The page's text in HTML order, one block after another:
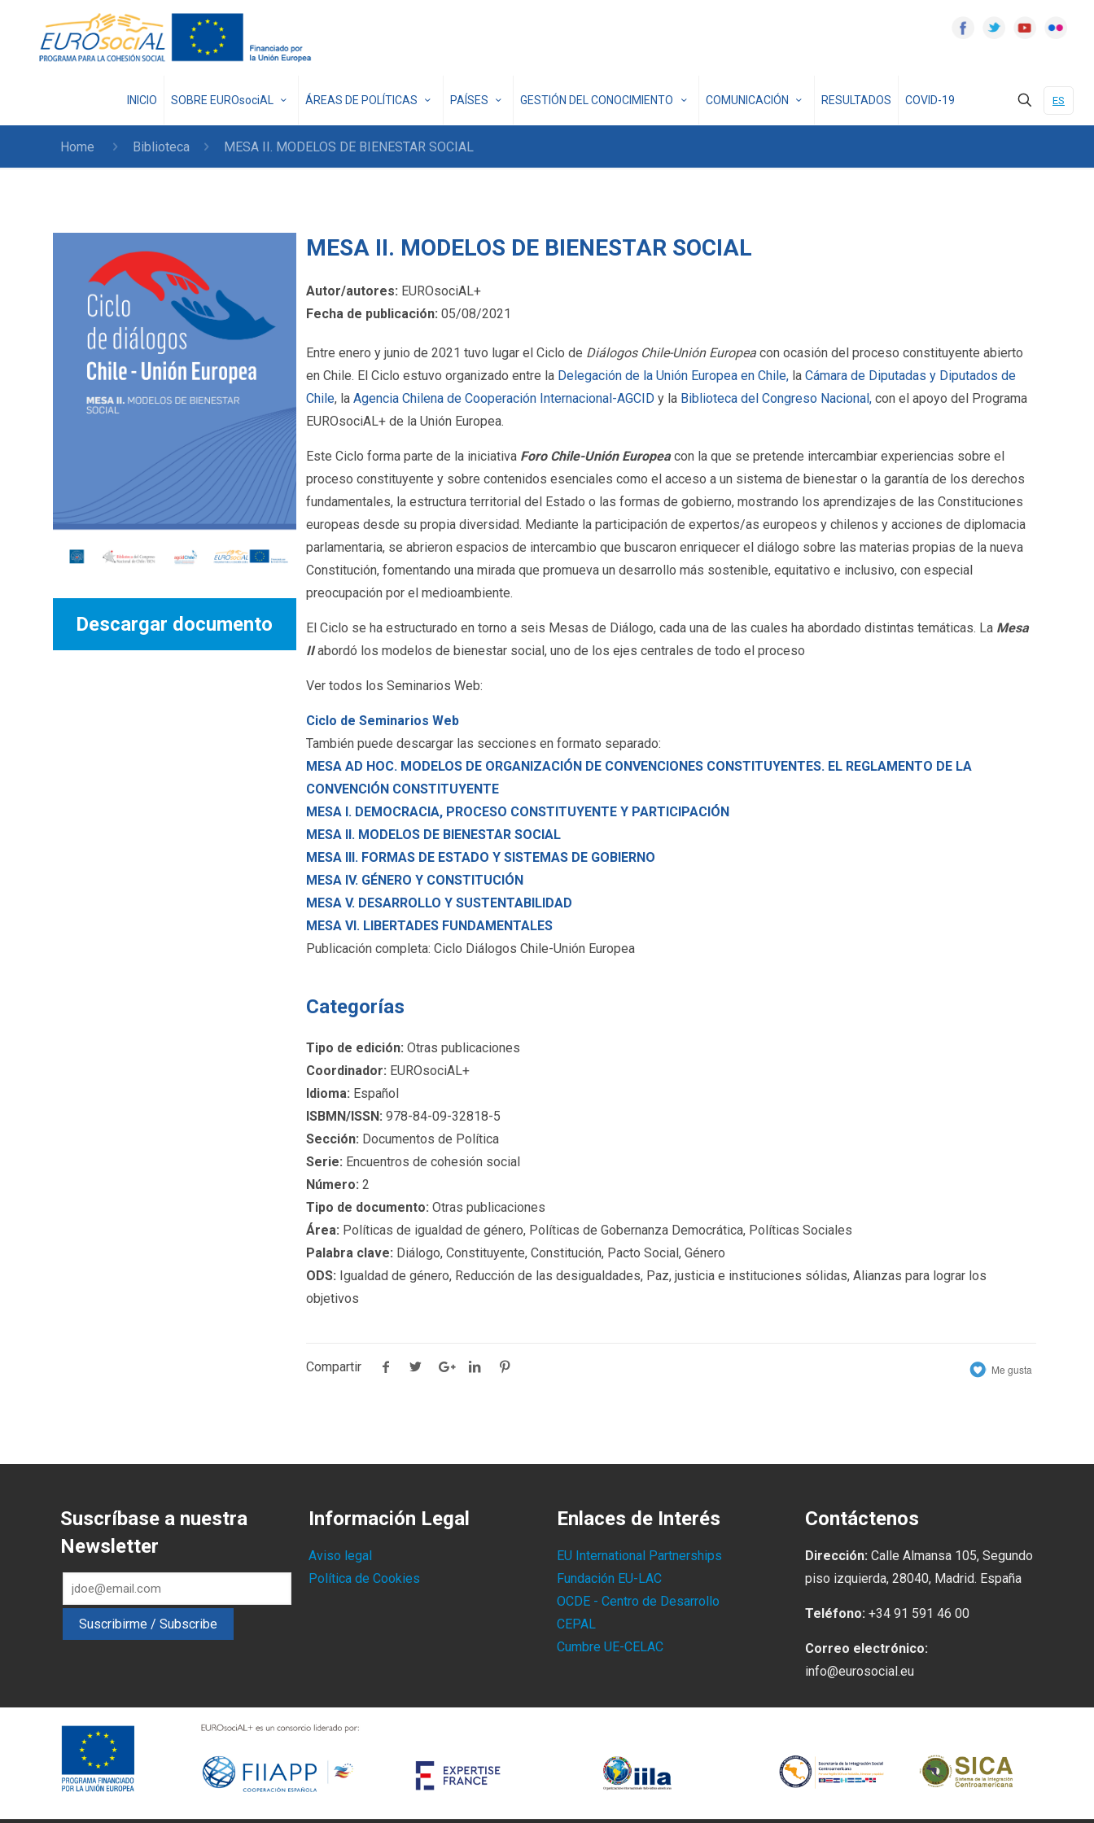
INICIO SOBRE EUROsociAL ÁREAS DE POLÍTICAS PAÍSES GESTIÓN DEL CONOCIMIENTO COMUNICACIÓN RESULTADOS COVID-19 ES
Home Biblioteca MESA II. MODELOS DE BIENESTAR SOCIAL
Descargar documento
MESA II. MODELOS DE BIENESTAR SOCIAL
Autor/autores: EUROsociAL+
Fecha de publicación: 05/08/2021
Entre enero y junio de 2021 tuvo lugar el Ciclo de Diálogos Chile-Unión Europea con ocasión del proceso constituyente abierto
en Chile. El Ciclo estuvo organizado entre la Delegación de la Unión Europea en Chile, laCámara de Diputadas y Diputados de
Chile, la Agencia Chilena de Cooperación Internacional-AGCID y la Biblioteca del Congreso Nacional, con el apoyo del Programa
EUROsociAL+ de la Unión Europea.
Este Ciclo forma parte de la iniciativa Foro Chile-Unión Europeacon la que se pretende intercambiar experiencias sobre el
proceso constituyente y sobre contenidos esenciales como el acceso a un sistema de bienestar o la garantía de los derechos
fundamentales, la estructura territorial del Estado o las formas de gobierno, mostrando los aprendizajes de las Constituciones
europeas desde su propia diversidad. Mediante la participación de expertos/as europeos y chilenos y acciones de diplomacia
parlamentaria, se abrieron espacios de intercambio que buscaron enriquecer el diálogo sobre las materias propias de la nueva
Constitución, fomentando una mirada que promueva un desarrollo más sostenible, equitativo e inclusivo, con especial
preocupación por el medioambiente.
El Ciclo se ha estructurado en torno a seis Mesas de Diálogo, cada una de las cuales ha abordado distintas temáticas. La Mesa
IIabordó los modelos de bienestar social, uno de los ejes centrales de todo el proceso
Ver todos los Seminarios Web:
Ciclo de Seminarios Web
También puede descargar las secciones en formato separado:
MESA AD HOC. MODELOS DE ORGANIZACIÓN DE CONVENCIONES CONSTITUYENTES. EL REGLAMENTO DE LA
CONVENCIÓN CONSTITUYENTE
MESA I. DEMOCRACIA, PROCESO CONSTITUYENTE Y PARTICIPACIÓN
MESA II. MODELOS DE BIENESTAR SOCIAL
MESA III. FORMAS DE ESTADO Y SISTEMAS DE GOBIERNO
MESA IV. GÉNERO Y CONSTITUCIÓN
MESA V. DESARROLLO Y SUSTENTABILIDAD
MESA VI. LIBERTADES FUNDAMENTALES
Publicación completa: Ciclo Diálogos Chile-Unión Europea
Categorías
Tipo de edición: Otras publicaciones
Coordinador: EUROsociAL+
Idioma: Español
ISBMN/ISSN: 978-84-09-32818-5
Sección: Documentos de Política
Serie: Encuentros de cohesión social
Número: 2
Tipo de documento: Otras publicaciones
Área: Políticas de igualdad de género, Políticas de Gobernanza Democrática, Políticas Sociales
Palabra clave: Diálogo, Constituyente, Constitución, Pacto Social, Género
ODS: Igualdad de género, Reducción de las desigualdades, Paz, justicia e instituciones sólidas, Alianzas para lograr los
objetivos
Compartir Me gusta
Suscríbase a nuestra
Newsletter
Información Legal
Aviso legal
Política de Cookies
Enlaces de Interés
EU International Partnerships
Fundación EU-LAC
OCDE - Centro de Desarrollo
CEPAL
Cumbre UE-CELAC
Contáctenos
Dirección: Calle Almansa 105, Segundo
piso izquierda, 28040, Madrid. España
Teléfono: +34 91 591 46 00
Correo electrónico:
info@eurosocial.eu